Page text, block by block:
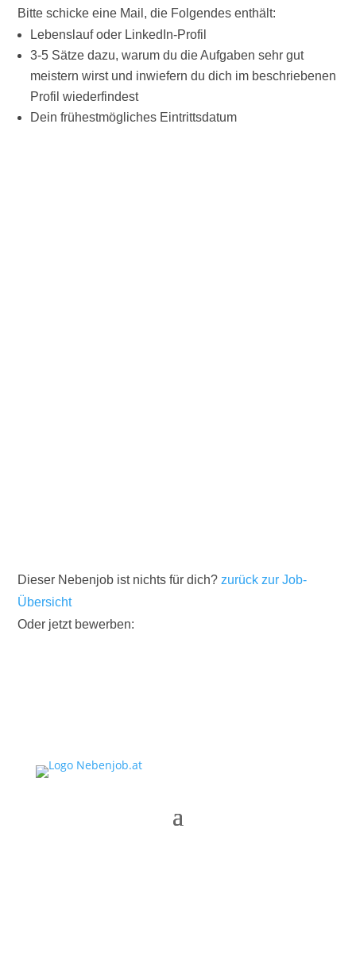
Bitte schicke eine Mail, die Folgendes enthält:
Lebenslauf oder LinkedIn-Profil
3-5 Sätze dazu, warum du die Aufgaben sehr gut
meistern wirst und inwiefern du dich im beschriebenen
Profil wiederfindest
Dein frühestmögliches Eintrittsdatum
Dieser Nebenjob ist nichts für dich? zurück zur Job-
Übersicht
Oder jetzt bewerben: